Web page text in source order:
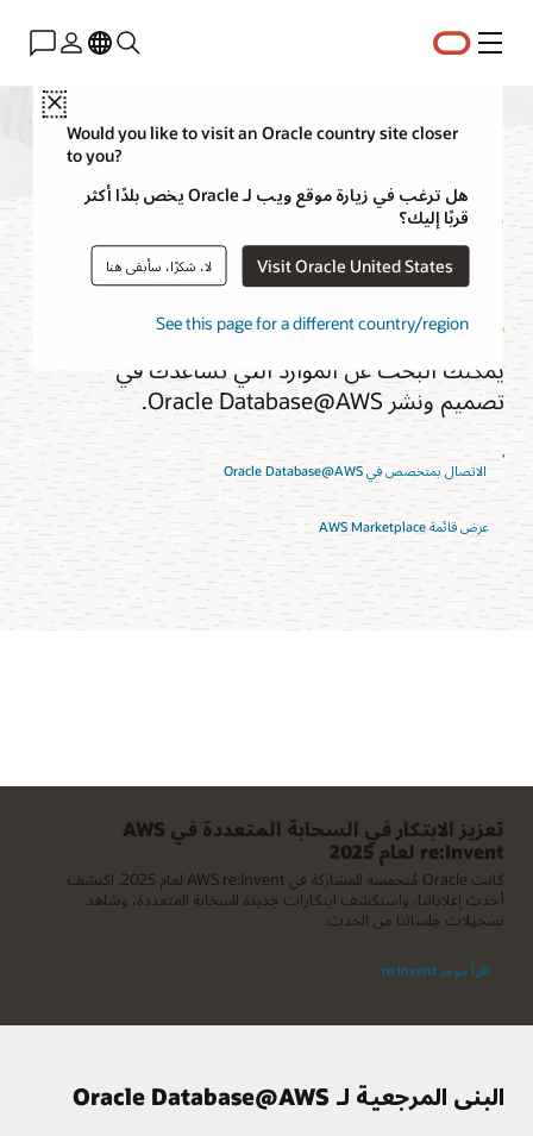
القائمة
Close
Would you like to visit an Oracle country site closer
to you?
هل ترغب في زيارة موقع ويب لـ Oracle يخص بلدًا أكثر
قربًا إليك؟
Visit Oracle United States لا، شكرًا، سأبقى هنا
See this page for a different country/region
حلول Oracle
Database@AWS
يمكنك البحث عن الموارد التي تساعدك في
تصميم ونشر Oracle Database@AWS.
'
الاتصال بمتخصص في Oracle Database@AWS
عرض قائمة AWS Marketplace
تعزيز الابتكار في السحابة المتعددة في AWS
re:Invent لعام 2025
كانت Oracle مُتحمسة للمشاركة في AWS re:Invent لعام 2025. اكتشف
أحدث إعلاناتنا، واستكشف ابتكارات جديدة للسحابة المتعددة، وشاهد
تسجيلات جلساتنا من الحدث.
اقرأ موجز re:Invent
البنى المرجعية لـ Oracle Database@AWS